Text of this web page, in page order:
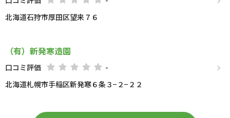
北海道石狩市厚田区望来７６
（有）新発寒造園
口コミ評価
-
北海道札幌市手稲区新発寒６条３−２−２２